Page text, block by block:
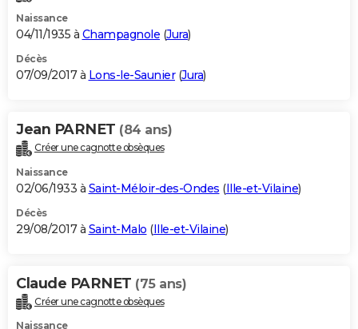
Naissance
04/11/1935 à Champagnole (Jura)
Décès
07/09/2017 à Lons-le-Saunier(Jura)
Jean PARNET (84 ans)
Créer une cagnotte obsèques
Naissance
02/06/1933 à Saint-Méloir-des-Ondes (Ille-et-Vilaine)
Décès
29/08/2017 à Saint-Malo (Ille-et-Vilaine)
Claude PARNET (75 ans)
Créer une cagnotte obsèques
Naissance